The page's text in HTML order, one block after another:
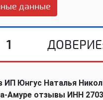
данные
1
ИП Юнгус Наталья
Амуре отзывы ИНН